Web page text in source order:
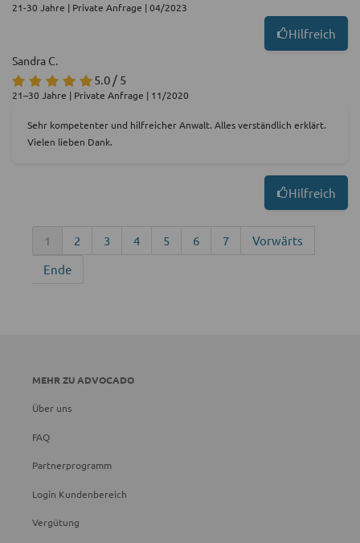
21-30 Jahre | Private Anfrage | 04/2023
Hilfreich
Sandra C.
5.0 / 5
21–30 Jahre | Private Anfrage | 11/2020
Sehr kompetenter und hilfreicher Anwalt. Alles verständlich erklärt.
Vielen lieben Dank.
Hilfreich
1 2 3 4 5 6 7
Vorwärts
Ende
MEHR ZU ADVOCADO
Über uns
FAQ
Partnerprogramm
Login Kundenbereich
Vergütung